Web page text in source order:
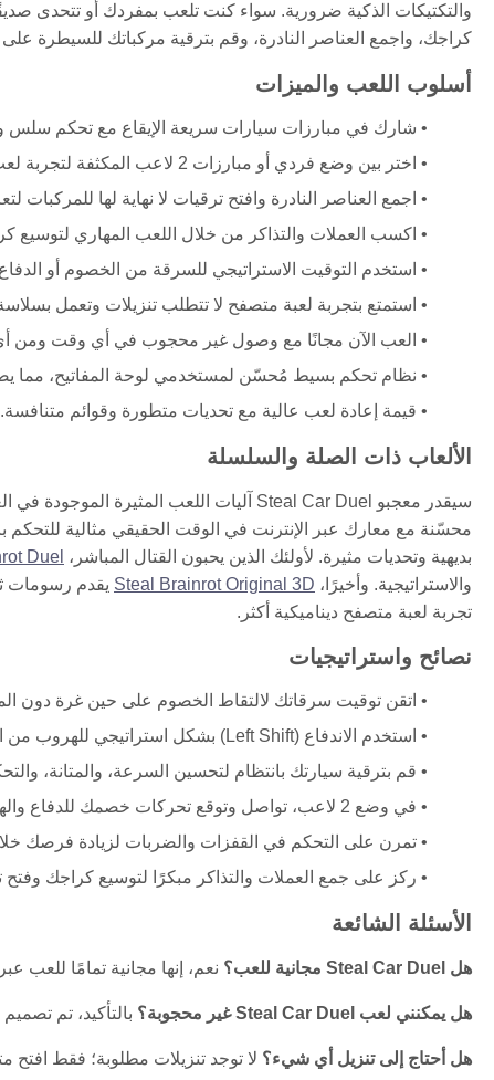
كراجك، واجمع العناصر النادرة، وقم بترقية مركباتك للسيطرة
أسلوب اللعب والميزات
شارك في مبارزات سيارات سريعة الإيقاع مع تحكم سلس
اختر بين وضع فردي أو مبارزات 2 لاعب المكثفة لتجربة لعب متنوعة.
اجمع العناصر النادرة وافتح ترقيات لا نهاية لها للمركبات
اكسب العملات والتذاكر من خلال اللعب المهاري لتوسيع
استخدم التوقيت الاستراتيجي للسرقة من الخصوم أو
استمتع بتجربة لعبة متصفح لا تتطلب تنزيلات وتعمل
العب الآن مجانًا مع وصول غير محجوب في أي وقت ومن
نظام تحكم بسيط مُحسّن لمستخدمي لوحة المفاتيح، مما
قيمة إعادة لعب عالية مع تحديات متطورة وقوائم متنافسة.
الألعاب ذات الصلة والسلسلة
سيقدر معجبو Steal Car Duel آليات اللعب المثيرة الموجودة في العناوين ذات الصلة.
محسّنة مع معارك عبر الإنترنت في الوقت الحقيقي مثالية للتحكم
بديهية وتحديات مثيرة. لأولئك الذين يحبون القتال المباشر، Duel
والاستراتيجية. وأخيرًا، Steal Brainrot Original 3D يقدم رسومات
تجربة لعبة متصفح ديناميكية أكثر.
نصائح واستراتيجيات
اتقن توقيت سرقاتك لالتقاط الخصوم على حين غرة دون
استخدم الاندفاع (Left Shift) بشكل استراتيجي للهروب من المواقف الضيقة أو الاقتراب لضربة.
قم بترقية سيارتك بانتظام لتحسين السرعة، والمتانة،
في وضع 2 لاعب، تواصل وتوقع تحركات خصمك للدفاع والهجمات بشكل أفضل.
تمرن على التحكم في القفزات والضربات لزيادة فرصك
ركز على جمع العملات والتذاكر مبكرًا لتوسيع كراجك وفتح
الأسئلة الشائعة
هل Steal Car Duel مجانية للعب؟ نعم، إنها مجانية تمامًا للعب
هل يمكنني لعب Steal Car Duel غير محجوبة؟ بالتأكيد، تم
هل أحتاج إلى تنزيل أي شيء؟ لا توجد تنزيلات مطلوبة؛ فقط